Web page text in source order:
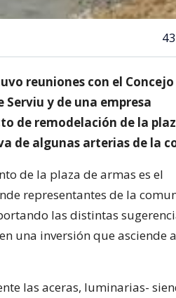
reuniones con el Concejo
y de una empresa
de remodelación de la
de algunas arterias de la
de la plaza de armas es el
representantes de la
las distintas
una inversión que asciende
las aceras, luminarias-